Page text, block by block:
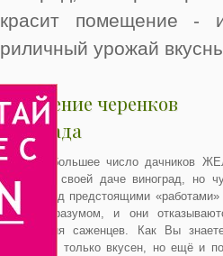
помещение -
урожай
черенков
всё большее число дачников
на своей даче виноград, но
перед предстоящими «работами»
над разумом, и они
саженцев. Как Вы
не только вкусен, но ещё и